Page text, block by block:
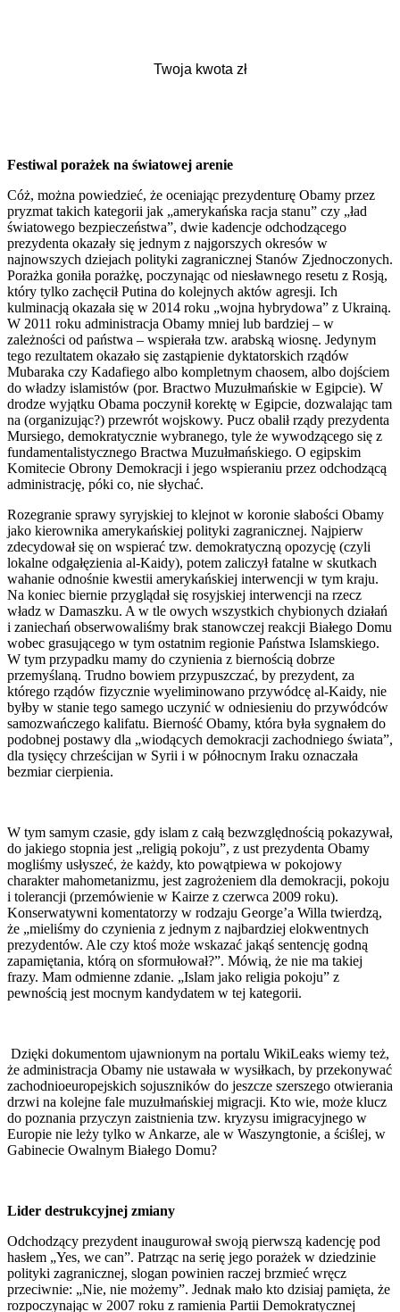
Festiwal porażek na światowej arenie
Cóż, można powiedzieć, że oceniając prezydenturę Obamy przez
pryzmat takich kategorii jak „amerykańska racja stanu” czy „ład
światowego bezpieczeństwa”, dwie kadencje odchodzącego
prezydenta okazały się jednym z najgorszych okresów w
najnowszych dziejach polityki zagranicznej Stanów Zjednoczonych.
Porażka goniła porażkę, poczynając od niesławnego resetu z Rosją,
który tylko zachęcił Putina do kolejnych aktów agresji. Ich
kulminacją okazała się w 2014 roku „wojna hybrydowa” z Ukrainą.
W 2011 roku administracja Obamy mniej lub bardziej – w
zależności od państwa – wspierała tzw. arabską wiosnę. Jedynym
tego rezultatem okazało się zastąpienie dyktatorskich rządów
Mubaraka czy Kadafiego albo kompletnym chaosem, albo dojściem
do władzy islamistów (por. Bractwo Muzułmańskie w Egipcie). W
drodze wyjątku Obama poczynił korektę w Egipcie, dozwalając tam
na (organizując?) przewrót wojskowy. Pucz obalił rządy prezydenta
Mursiego, demokratycznie wybranego, tyle że wywodzącego się z
fundamentalistycznego Bractwa Muzułmańskiego. O egipskim
Komitecie Obrony Demokracji i jego wspieraniu przez odchodzącą
administrację, póki co, nie słychać.
Rozegranie sprawy syryjskiej to klejnot w koronie słabości Obamy
jako kierownika amerykańskiej polityki zagranicznej. Najpierw
zdecydował się on wspierać tzw. demokratyczną opozycję (czyli
lokalne odgałęzienia al-Kaidy), potem zaliczył fatalne w skutkach
wahanie odnośnie kwestii amerykańskiej interwencji w tym kraju.
Na koniec biernie przyglądał się rosyjskiej interwencji na rzecz
władz w Damaszku. A w tle owych wszystkich chybionych działań
i zaniechań obserwowaliśmy brak stanowczej reakcji Białego Domu
wobec grasującego w tym ostatnim regionie Państwa Islamskiego.
W tym przypadku mamy do czynienia z biernością dobrze
przemyślaną. Trudno bowiem przypuszczać, by prezydent, za
którego rządów fizycznie wyeliminowano przywódcę al-Kaidy, nie
byłby w stanie tego samego uczynić w odniesieniu do przywódców
samozwańczego kalifatu. Bierność Obamy, która była sygnałem do
podobnej postawy dla „wiodących demokracji zachodniego świata”,
dla tysięcy chrześcijan w Syrii i w północnym Iraku oznaczała
bezmiar cierpienia.
W tym samym czasie, gdy islam z całą bezwzględnością pokazywał,
do jakiego stopnia jest „religią pokoju”, z ust prezydenta Obamy
mogliśmy usłyszeć, że każdy, kto powątpiewa w pokojowy
charakter mahometanizmu, jest zagrożeniem dla demokracji, pokoju
i tolerancji (przemówienie w Kairze z czerwca 2009 roku).
Konserwatywni komentatorzy w rodzaju George’a Willa twierdzą,
że „mieliśmy do czynienia z jednym z najbardziej elokwentnych
prezydentów. Ale czy ktoś może wskazać jakąś sentencję godną
zapamiętania, którą on sformułował?”. Mówią, że nie ma takiej
frazy. Mam odmienne zdanie. „Islam jako religia pokoju” z
pewnością jest mocnym kandydatem w tej kategorii.
Dzięki dokumentom ujawnionym na portalu WikiLeaks wiemy też,
że administracja Obamy nie ustawała w wysiłkach, by przekonywać
zachodnioeuropejskich sojuszników do jeszcze szerszego otwierania
drzwi na kolejne fale muzułmańskiej migracji. Kto wie, może klucz
do poznania przyczyn zaistnienia tzw. kryzysu imigracyjnego w
Europie nie leży tylko w Ankarze, ale w Waszyngtonie, a ściślej, w
Gabinecie Owalnym Białego Domu?
Lider destrukcyjnej zmiany
Odchodzący prezydent inaugurował swoją pierwszą kadencję pod
hasłem „Yes, we can”. Patrząc na serię jego porażek w dziedzinie
polityki zagranicznej, slogan powinien raczej brzmieć wręcz
przeciwnie: „Nie, nie możemy”. Jednak mało kto dzisiaj pamięta, że
rozpoczynając w 2007 roku z ramienia Partii Demokratycznej